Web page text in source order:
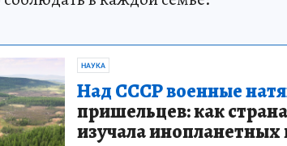
НАУКА
Над СССР военные
пришельцев: как
изучала инопланетных